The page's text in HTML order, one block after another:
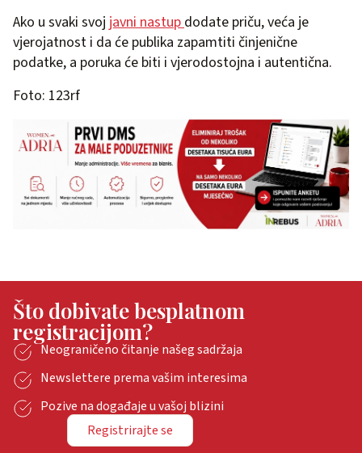
Ako u svaki svoj javni nastup dodate priču, veća je
vjerojatnost i da će publika zapamtiti činjenične
podatke, a poruka će biti i vjerodostojna i autentična.
Foto: 123rf
Što dobivate besplatnom
registracijom?
Neograničeno čitanje našeg sadržaja
Newslettere prema vašim interesima
Pozive na događaje u vašoj blizini
Registrirajte se